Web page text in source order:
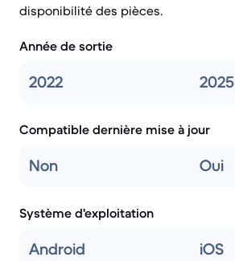
disponibilité des pièces.
Année de sortie
2022 2025
Compatible dernière mise à jour
Non Oui
Système d'exploitation
Android iOS